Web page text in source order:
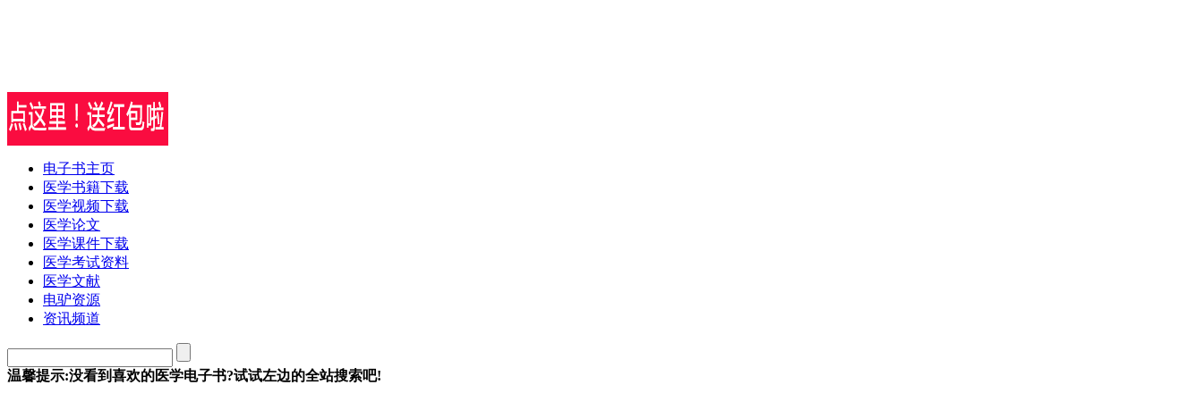
电子书主页
医学书籍下载
医学视频下载
医学论文
医学课件下载
医学考试资料
医学文献
电驴资源
资讯频道
温馨提示:没看到喜欢的医学电子书?试试左边的全站搜索吧!